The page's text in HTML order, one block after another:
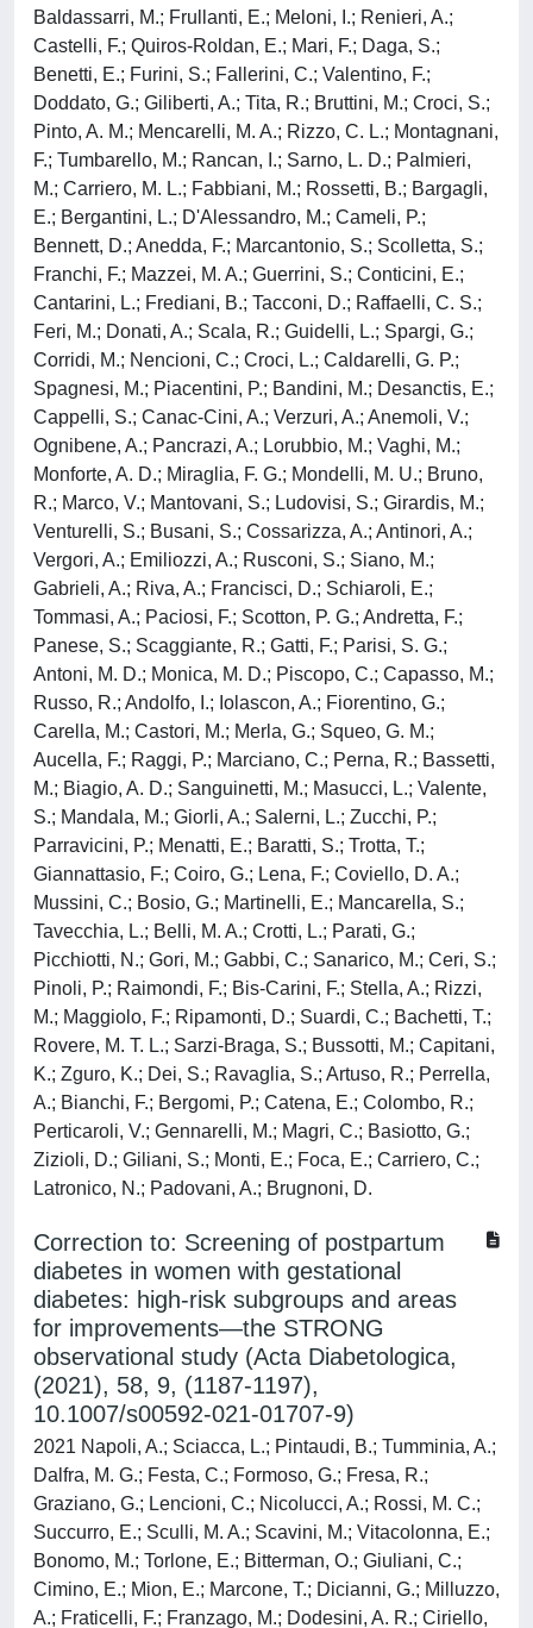
Baldassarri, M.; Frullanti, E.; Meloni, I.; Renieri, A.;
Castelli, F.; Quiros-Roldan, E.; Mari, F.; Daga, S.;
Benetti, E.; Furini, S.; Fallerini, C.; Valentino, F.;
Doddato, G.; Giliberti, A.; Tita, R.; Bruttini, M.; Croci, S.;
Pinto, A. M.; Mencarelli, M. A.; Rizzo, C. L.; Montagnani,
F.; Tumbarello, M.; Rancan, I.; Sarno, L. D.; Palmieri,
M.; Carriero, M. L.; Fabbiani, M.; Rossetti, B.; Bargagli,
E.; Bergantini, L.; D'Alessandro, M.; Cameli, P.;
Bennett, D.; Anedda, F.; Marcantonio, S.; Scolletta, S.;
Franchi, F.; Mazzei, M. A.; Guerrini, S.; Conticini, E.;
Cantarini, L.; Frediani, B.; Tacconi, D.; Raffaelli, C. S.;
Feri, M.; Donati, A.; Scala, R.; Guidelli, L.; Spargi, G.;
Corridi, M.; Nencioni, C.; Croci, L.; Caldarelli, G. P.;
Spagnesi, M.; Piacentini, P.; Bandini, M.; Desanctis, E.;
Cappelli, S.; Canac-Cini, A.; Verzuri, A.; Anemoli, V.;
Ognibene, A.; Pancrazi, A.; Lorubbio, M.; Vaghi, M.;
Monforte, A. D.; Miraglia, F. G.; Mondelli, M. U.; Bruno,
R.; Marco, V.; Mantovani, S.; Ludovisi, S.; Girardis, M.;
Venturelli, S.; Busani, S.; Cossarizza, A.; Antinori, A.;
Vergori, A.; Emiliozzi, A.; Rusconi, S.; Siano, M.;
Gabrieli, A.; Riva, A.; Francisci, D.; Schiaroli, E.;
Tommasi, A.; Paciosi, F.; Scotton, P. G.; Andretta, F.;
Panese, S.; Scaggiante, R.; Gatti, F.; Parisi, S. G.;
Antoni, M. D.; Monica, M. D.; Piscopo, C.; Capasso, M.;
Russo, R.; Andolfo, I.; Iolascon, A.; Fiorentino, G.;
Carella, M.; Castori, M.; Merla, G.; Squeo, G. M.;
Aucella, F.; Raggi, P.; Marciano, C.; Perna, R.; Bassetti,
M.; Biagio, A. D.; Sanguinetti, M.; Masucci, L.; Valente,
S.; Mandala, M.; Giorli, A.; Salerni, L.; Zucchi, P.;
Parravicini, P.; Menatti, E.; Baratti, S.; Trotta, T.;
Giannattasio, F.; Coiro, G.; Lena, F.; Coviello, D. A.;
Mussini, C.; Bosio, G.; Martinelli, E.; Mancarella, S.;
Tavecchia, L.; Belli, M. A.; Crotti, L.; Parati, G.;
Picchiotti, N.; Gori, M.; Gabbi, C.; Sanarico, M.; Ceri, S.;
Pinoli, P.; Raimondi, F.; Bis-Carini, F.; Stella, A.; Rizzi,
M.; Maggiolo, F.; Ripamonti, D.; Suardi, C.; Bachetti, T.;
Rovere, M. T. L.; Sarzi-Braga, S.; Bussotti, M.; Capitani,
K.; Zguro, K.; Dei, S.; Ravaglia, S.; Artuso, R.; Perrella,
A.; Bianchi, F.; Bergomi, P.; Catena, E.; Colombo, R.;
Perticaroli, V.; Gennarelli, M.; Magri, C.; Basiotto, G.;
Zizioli, D.; Giliani, S.; Monti, E.; Foca, E.; Carriero, C.;
Latronico, N.; Padovani, A.; Brugnoni, D.
Correction to: Screening of postpartum
diabetes in women with gestational
diabetes: high‑risk subgroups and areas
for improvements—the STRONG
observational study (Acta Diabetologica,
(2021), 58, 9, (1187-1197),
10.1007/s00592-021-01707-9)
2021 Napoli, A.; Sciacca, L.; Pintaudi, B.; Tumminia, A.;
Dalfra, M. G.; Festa, C.; Formoso, G.; Fresa, R.;
Graziano, G.; Lencioni, C.; Nicolucci, A.; Rossi, M. C.;
Succurro, E.; Sculli, M. A.; Scavini, M.; Vitacolonna, E.;
Bonomo, M.; Torlone, E.; Bitterman, O.; Giuliani, C.;
Cimino, E.; Mion, E.; Marcone, T.; Dicianni, G.; Milluzzo,
A.; Fraticelli, F.; Franzago, M.; Dodesini, A. R.; Ciriello,